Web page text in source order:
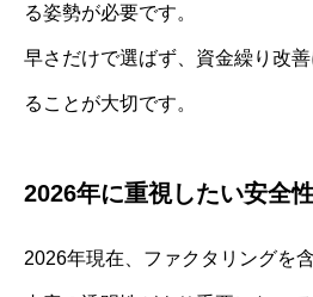
る姿勢が必要です。
早さだけで選ばず、資金繰り改
ることが大切です。
2026年に重視したい安全
2026年現在、ファクタリングを